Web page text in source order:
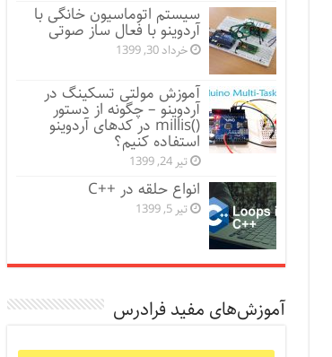
سیستم اتوماسیون خانگی با
آردوینو با فعال ساز صوتی
خرداد 30, 1399
آموزش مولتی ‌تسکینگ در
آردوینو – چگونه از دستور
()millis در کدهای آردوینو
استفاده کنیم؟
تیر 24, 1399
انواع حلقه در ++C
تیر 5, 1399
آموزش‌های مفید فرادرس